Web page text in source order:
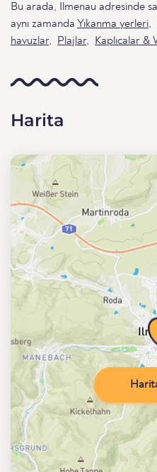
Bu arada, Ilmenau adresinde
aynı zamanda Yıkanma yerleri,
havuzlar, Plajlar, Kaplıcalar &
Harita